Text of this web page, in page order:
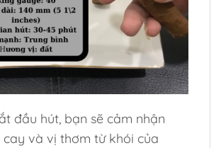
đầu hút, bạn sẽ cảm nhận
và vị thơm từ khói của